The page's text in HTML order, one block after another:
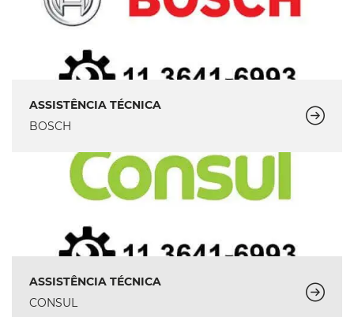
ASSISTÊNCIA TÉCNICA
BOSCH
ASSISTÊNCIA TÉCNICA
CONSUL